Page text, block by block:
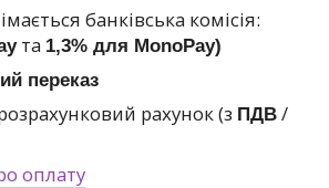
банківська комісія:
та 1,3% для MonoPay)
переказ
рахунок (з ПДВ /
оплату